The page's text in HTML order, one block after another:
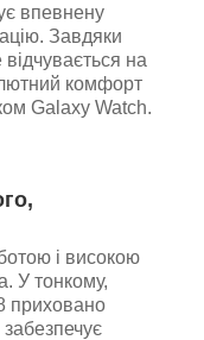
впевнену
Завдяки
на
комфорт
Galaxy Watch.
і високою
У тонкому,
приховано